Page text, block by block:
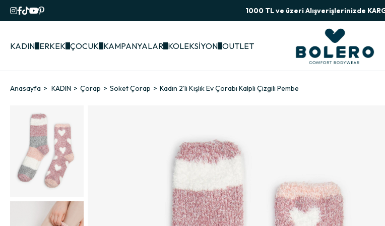
1000 TL ve üzeri Alışverişlerinizde
KADIN ERKEK ÇOCUK KAMPANYALAR KOLEKSİYON OUTLET
Anasayfa KADIN Çorap Soket Çorap Kadın 2'li Kışlık Ev Çorabı Kalpli Çizgili Pembe